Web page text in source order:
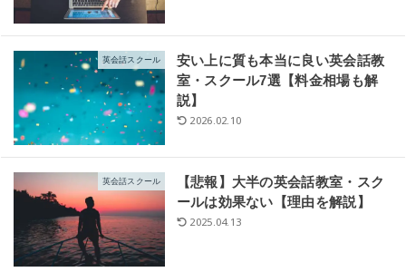
英会話スクール
安い上に質も本当に良い英会話教
室・スクール7選【料金相場も解
説】
2026.02.10
英会話スクール
【悲報】大半の英会話教室・スク
ールは効果ない【理由を解説】
2025.04.13